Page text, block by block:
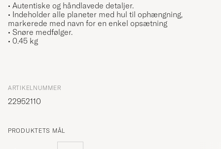
• Autentiske og håndlavede detaljer.
• Indeholder alle planeter med hul til ophængning,
markerede med navn for en enkel opsætning
• Snøre medfølger.
• 0.45 kg
ARTIKELNUMMER
22952110
PRODUKTETS MÅL